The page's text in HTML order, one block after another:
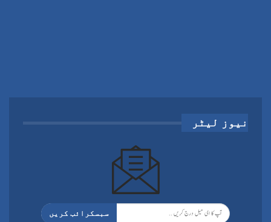
نیوز لیٹر
سبسکرائب کریں